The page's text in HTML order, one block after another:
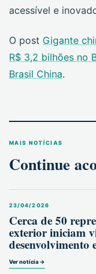
acessível e
O post Gigante
R$ 3,2 bilhões no
Brasil China.
MAIS NOTÍCIAS
Continue
23/04/2026
Cerca de 50
exterior iniciam
desenvolvimento
Ver notícia →